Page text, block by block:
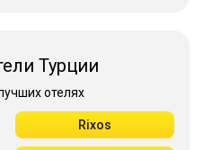
Турции
отелях
Rixos